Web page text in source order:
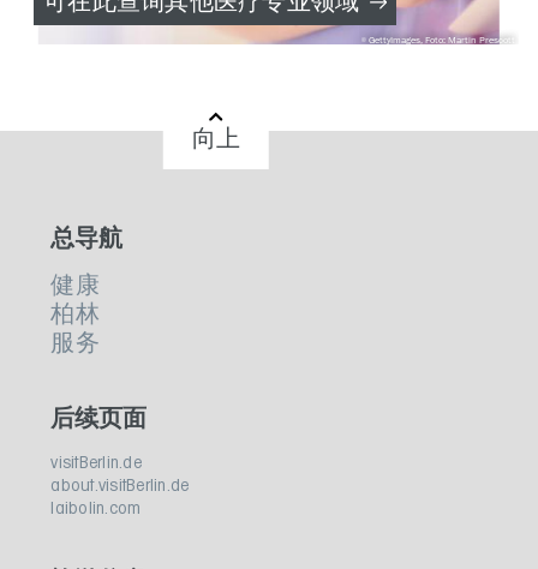
GettyImages, Foto: Martin Prescott
向上
总导航
健康
柏林
服务
后续页面
visitBerlin.de
about.visitBerlin.de
laibolin.com